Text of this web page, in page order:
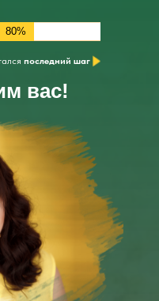
80%
последний шаг
вас!